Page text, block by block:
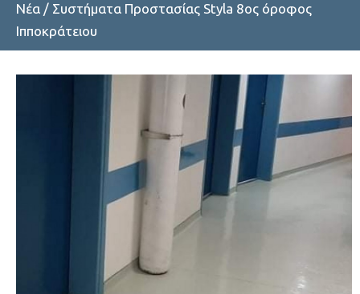
Nέα / Συστήματα Προστασίας Styla 8ος όροφος
Ιπποκράτειου